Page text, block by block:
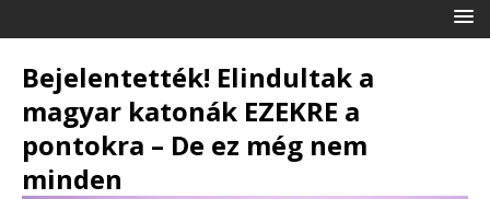
Bejelentették! Elindultak a
magyar katonák EZEKRE a
pontokra – De ez még nem
minden